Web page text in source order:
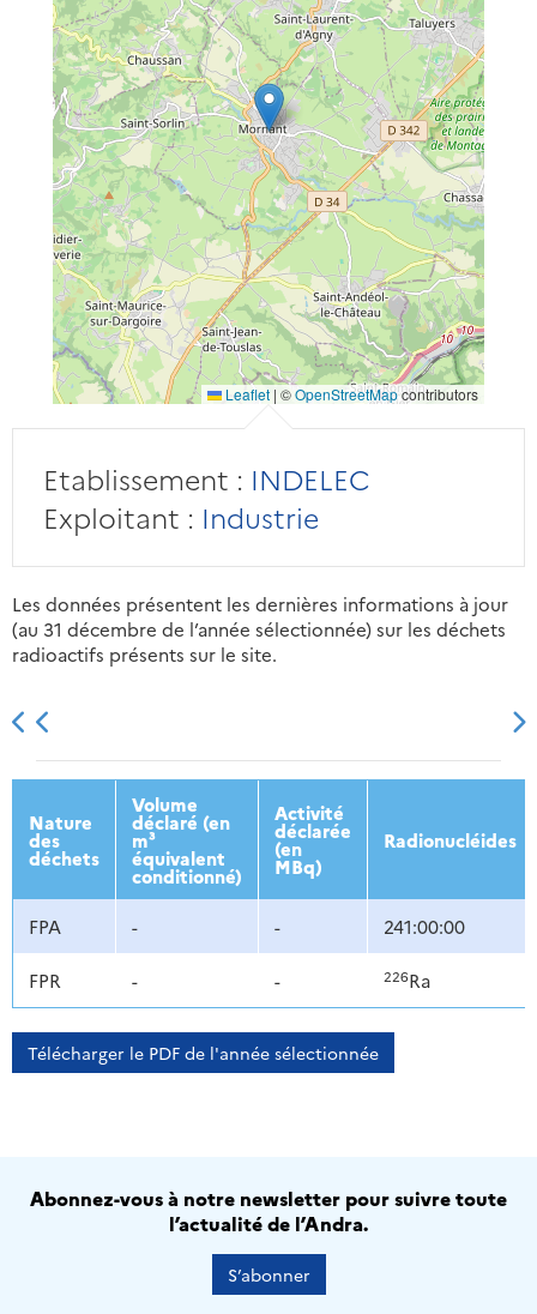
Leaflet | ©OpenStreetMapcontributors
Etablissement : INDELEC
Exploitant : Industrie
Les données présentent les dernières informations à jour
(au 31 décembre de l’année sélectionnée) sur les déchets
radioactifs présents sur le site.
2013 2014 2015 2016
Nature
des
déchets
Volume
déclaré (en
m³
équivalent
conditionné)
Activité
déclarée
(en
MBq)
Radionucléides
FPA - - 241:00:00
FPR - - 226Ra
Télécharger le PDF de l'année sélectionnée
Abonnez-vous à notre newsletter pour suivre toute
l’actualité de l’Andra.
S’abonner